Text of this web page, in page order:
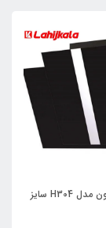
هود مورب آلتون مدل H304 سایز